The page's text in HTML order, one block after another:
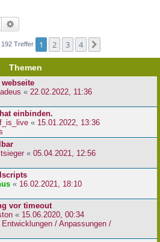
Suche
192 Treffer 1 2 3 4
Themen
« 22.02.2022, 11:36
einbinden.
« 15.01.2022, 13:36
« 05.04.2021, 12:56
« 16.02.2021, 18:10
vor timeout
« 15.06.2020, 00:34
Entwicklungen / Anpassungen /